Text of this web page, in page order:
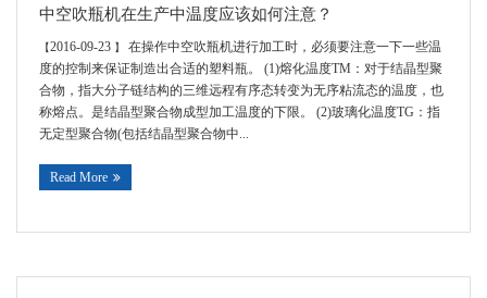
中空吹瓶机在生产中温度应该如何注意？
【2016-09-23 】
在操作中空吹瓶机进行加工时，必须要注意一下一些温
度的控制来保证制造出合适的塑料瓶。 (1)熔化温度TM：对于结晶型聚
合物，指大分子链结构的三维远程有序态转变为无序粘流态的温度，也
称熔点。是结晶型聚合物成型加工温度的下限。 (2)玻璃化温度TG：指
无定型聚合物(包括结晶型聚合物中...
Read More